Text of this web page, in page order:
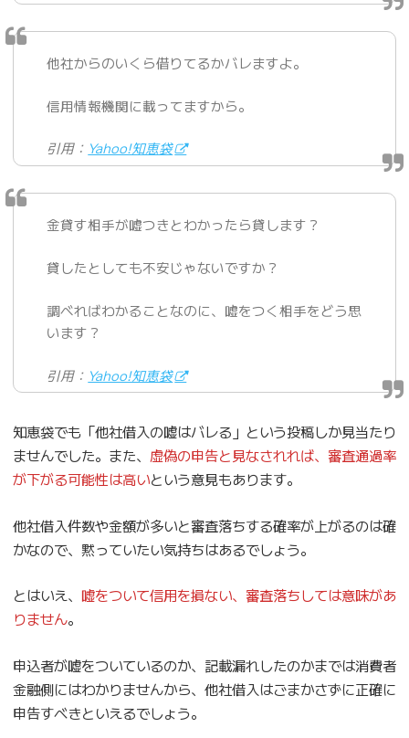
他社からのいくら借りてるかバレますよ。
信用情報機関に載ってますから。
引用： Yahoo!知恵袋
金貸す相手が嘘つきとわかったら貸します？
貸したとしても不安じゃないですか？
調べればわかることなのに、嘘をつく相手をどう思
います？
引用： Yahoo!知恵袋
知恵袋でも「他社借入の嘘はバレる」という投稿しか見当たり
ませんでした。また、 虚偽の申告と見なされれば、審査通過率
が下がる可能性は高いという意見もあります。
他社借入件数や金額が多いと審査落ちする確率が上がるのは確
かなので、黙っていたい気持ちはあるでしょう。
とはいえ、 嘘をついて信用を損ない、審査落ちしては意味があ
りません。
申込者が嘘をついているのか、記載漏れしたのかまでは消費者
金融側にはわかりませんから、他社借入はごまかさずに正確に
申告すべきといえるでしょう。